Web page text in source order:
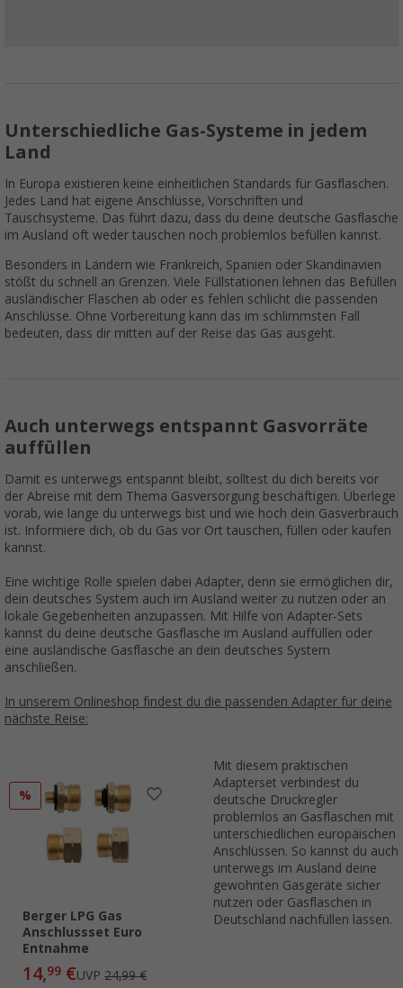
Unterschiedliche Gas-Systeme in jedem
Land
In Europa existieren keine einheitlichen Standards für Gasflaschen.
Jedes Land hat eigene Anschlüsse, Vorschriften und
Tauschsysteme. Das führt dazu, dass du deine deutsche Gasflasche
im Ausland oft weder tauschen noch problemlos befüllen kannst.
Besonders in Ländern wie Frankreich, Spanien oder Skandinavien
stößt du schnell an Grenzen. Viele Füllstationen lehnen das Befüllen
ausländischer Flaschen ab oder es fehlen schlicht die passenden
Anschlüsse. Ohne Vorbereitung kann das im schlimmsten Fall
bedeuten, dass dir mitten auf der Reise das Gas ausgeht.
Auch unterwegs entspannt Gasvorräte
auffüllen
Damit es unterwegs entspannt bleibt, solltest du dich bereits vor
der Abreise mit dem Thema Gasversorgung beschäftigen. Überlege
vorab, wie lange du unterwegs bist und wie hoch dein Gasverbrauch
ist. Informiere dich, ob du Gas vor Ort tauschen, füllen oder kaufen
kannst.
Eine wichtige Rolle spielen dabei Adapter, denn sie ermöglichen dir,
dein deutsches System auch im Ausland weiter zu nutzen oder an
lokale Gegebenheiten anzupassen. Mit Hilfe von Adapter-Sets
kannst du deine deutsche Gasflasche im Ausland auffüllen oder
eine ausländische Gasflasche an dein deutsches System
anschließen.
In unserem Onlineshop findest du die passenden Adapter für deine
nächste Reise:
%
Berger LPG Gas
Anschlussset Euro
Entnahme
14,99 €UVP 24,99 €
Mit diesem praktischen
Adapterset verbindest du
deutsche Druckregler
problemlos an Gasflaschen mit
unterschiedlichen europäischen
Anschlüssen. So kannst du auch
unterwegs im Ausland deine
gewohnten Gasgeräte sicher
nutzen oder Gasflaschen in
Deutschland nachfüllen lassen.